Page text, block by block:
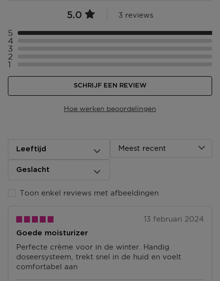
5.0 3 reviews
Hoe werken beoordelingen
Selecteer ({numberOfReviews}} met 5 sterren
5
Selecteer ({numberOfReviews}} met 4 sterren
4
Selecteer ({numberOfReviews}} met 3 sterren
3
Selecteer ({numberOfReviews}} met 2 sterren
2
Selecteer ({numberOfReviews}} met 1 sterren
1
SCHRIJF EEN REVIEW
Leeftijd
Geslacht
Toon enkel reviews met afbeeldingen
Meest recent
13 februari 2024
Goede moisturizer
Perfecte crème voor in de winter. Handig
doseersysteem, trekt snel in de huid en voelt
comfortabel aan